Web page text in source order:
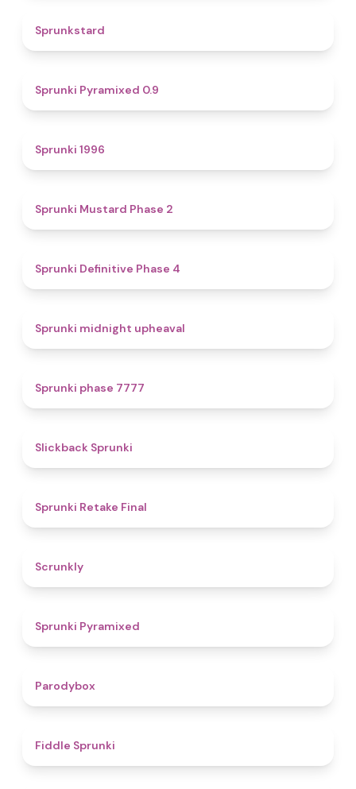
Sprunkstard
Sprunki Pyramixed 0.9
Sprunki 1996
Sprunki Mustard Phase 2
Sprunki Definitive Phase 4
Sprunki midnight upheaval
Sprunki phase 7777
Slickback Sprunki
Sprunki Retake Final
Scrunkly
Sprunki Pyramixed
Parodybox
Fiddle Sprunki